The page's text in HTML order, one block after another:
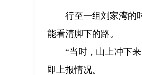
行至一组刘家湾的
能看清脚下的路。
“当时，山上冲下
即上报情况。